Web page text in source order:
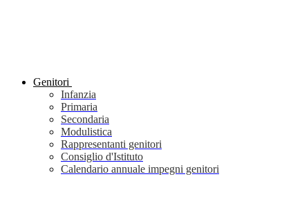
Genitori
Infanzia
Primaria
Secondaria
Modulistica
Rappresentanti genitori
Consiglio d'Istituto
Calendario annuale impegni genitori